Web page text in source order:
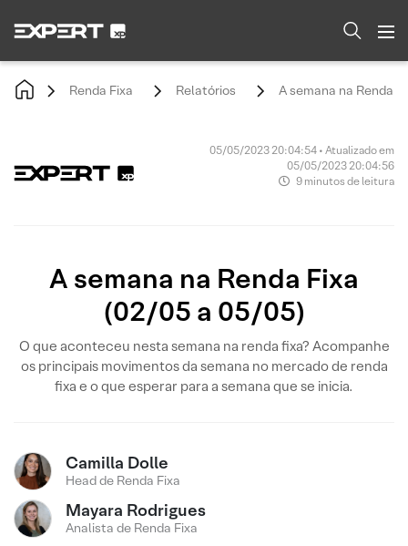
Renda Fixa Relatórios A semana na Renda
05/05/2023 20:04:54 • Atualizado em
05/05/2023 20:04:56
9 minutos de leitura
A semana na Renda Fixa
(02/05 a 05/05)
O que aconteceu nesta semana na renda fixa? Acompanhe
os principais movimentos da semana no mercado de renda
fixa e o que esperar para a semana que se inicia.
Camilla Dolle
Head de Renda Fixa
Mayara Rodrigues
Analista de Renda Fixa